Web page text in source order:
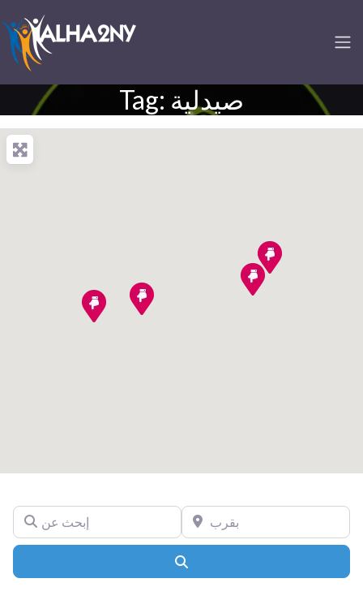
Tag: صيدلية
إبحث عن بقرب